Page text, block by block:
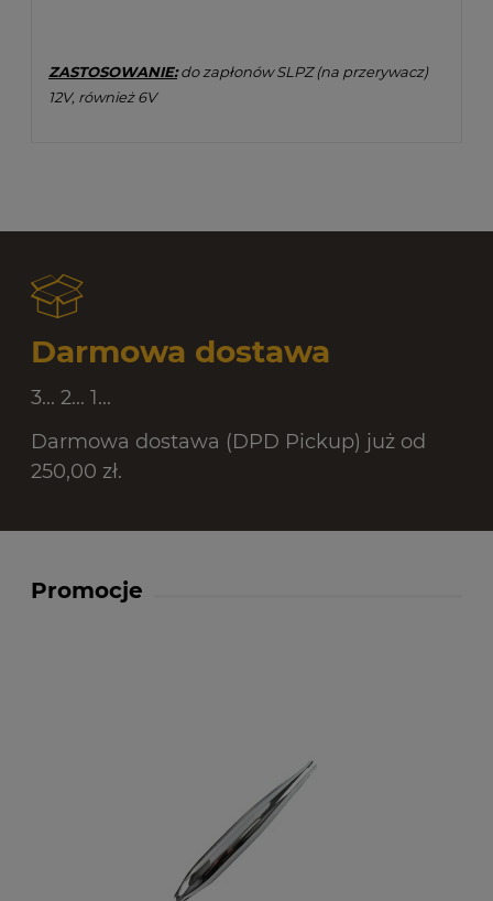
ZASTOSOWANIE:do zapłonów SLPZ (na przerywacz)
12V, również 6V
Darmowa dostawa
3... 2... 1...
Darmowa dostawa (DPD Pickup) już od
250,00 zł.
Promocje